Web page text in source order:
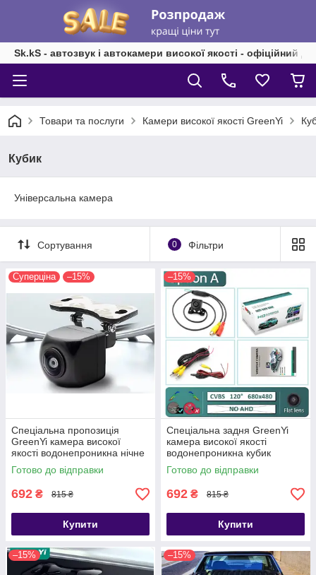
Sk.kS - автозвук і автокамери високої якості - офіційний
Товари та послуги Камери високої якості GreenYi
Кубик
Універсальна камера
Сортування 0 Фільтри
Суперціна –15%
Спеціальна пропозиція
GreenYi камера високої
якості водонепроникна нічне
бачення 2АС816
Готово до відправки
692 ₴ 815 ₴
Купити
–15%
Спеціальна задня GreenYi
камера високої якості
водонепроникна кубик
Готово до відправки
692 ₴ 815 ₴
Купити
–15% –15%